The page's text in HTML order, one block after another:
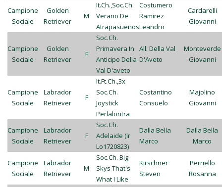
Campione
Sociale
Golden
Retriever
M
It.Ch.,Soc.Ch.
Verano De
Atrapasuenos
Costumero
Ramirez
Leandro
Cardarelli
Giovanni
Campione
Sociale
Golden
Retriever
F
Soc.Ch.
Primavera In
Anticipo Della
Val D'aveto
All. Della Val
D'Aveto
Monteverde
Giovanni
Campione
Sociale
Labrador
Retriever
F
It.Ft.Ch.,3x
Soc.Ch.
Joystick
Perlalontra
Costantino
Consuelo
Majolino
Giovanni
Campione
Sociale
Labrador
Retriever
F
Soc.Ch.
Adelaide (lr
Lo1720823)
Dalla Bella
Marco
Dalla Bella
Marco
Campione
Sociale
Labrador
Retriever
M
Soc.Ch. Big
Skys That's
What I Like
Kirschner
Steven
Perriello
Rosanna